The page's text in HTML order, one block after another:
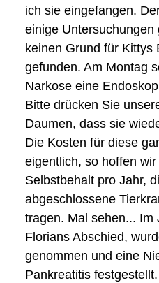
ich sie eingefangen.
einige Untersuchungen
keinen Grund für Kittys
gefunden. Am Montag
Narkose eine
Bitte drücken Sie
Daumen, dass sie
Die Kosten für diese
eigentlich, so hoffen
Selbstbehalt pro Jahr,
abgeschlossene
tragen. Mal sehen... Im
Florians Abschied,
genommen und eine
Pankreatitis